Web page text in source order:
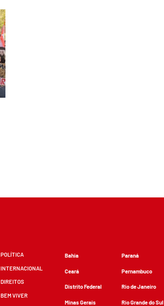
POLÍTICA
INTERNACIONAL
DIREITOS
BEM VIVER
Bahia
Ceará
Distrito Federal
Minas Gerais
Paraná
Pernambuco
Rio de Janeiro
Rio Grande do Sul